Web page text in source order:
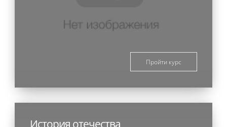
Пройти курс
История отечества